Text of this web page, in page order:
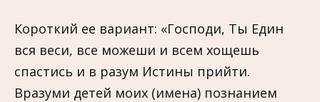
Короткий ее вариант: «Господи, Ты Един
вся веси, все можеши и всем хощешь
спастись и в разум Истины прийти.
Вразуми детей моих (имена) познанием